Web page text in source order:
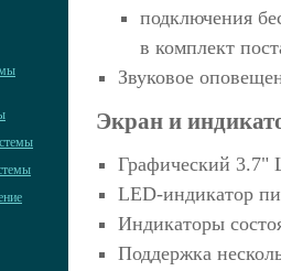
подключения
в комплект
Звуковое
Экран и
Графический 3.7"
LED-индикатор
Индикаторы
Поддержка